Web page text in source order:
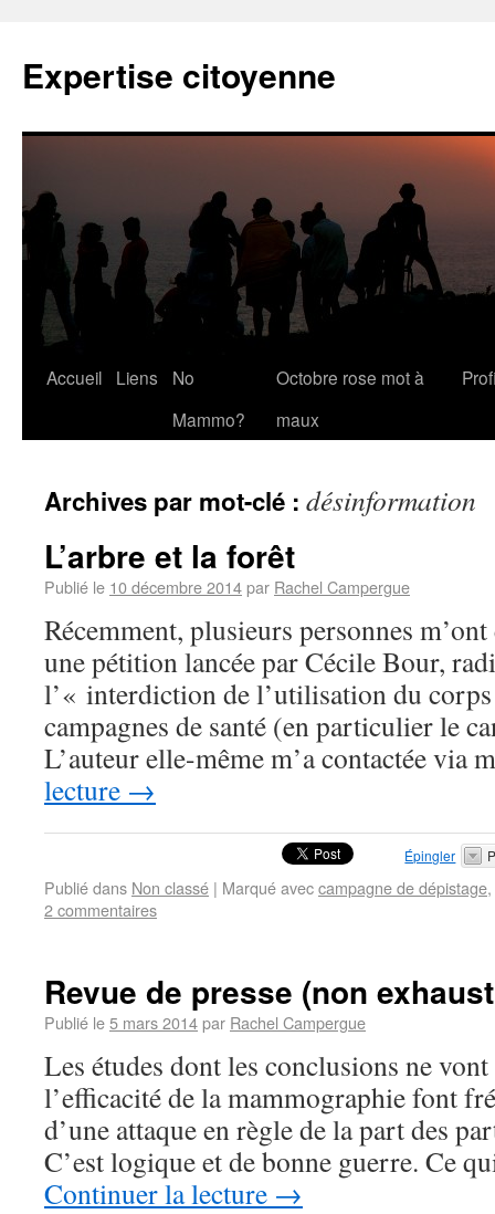
Expertise citoyenne
Accueil Liens
No
Mammo?
Octobre rose mot à
maux
Archives par mot-clé : désinformation
L’arbre et la forêt
Publié le 10 décembre 2014par Rachel Campergue
Récemment, plusieurs personnes
une pétition lancée par Cécile Bour,
l’« interdiction de l’utilisation du corps
campagnes de santé (en particulier le
L’auteur elle-même m’a contactée
lecture →
Épingler
Publié dans Non classé | Marqué aveccampagne de dépistage,
2 commentaires
Revue de presse (non
Publié le5 mars 2014par Rachel Campergue
Les études dont les conclusions ne vont
l’efficacité de la mammographie font
d’une attaque en règle de la part des
C’est logique et de bonne guerre. Ce
Continuer la lecture →